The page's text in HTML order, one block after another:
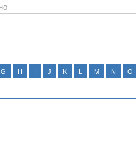
G H J K M N O